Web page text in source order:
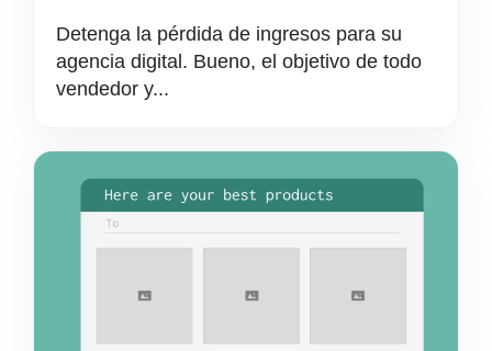
Detenga la pérdida de ingresos para su
agencia digital. Bueno, el objetivo de todo
vendedor y...